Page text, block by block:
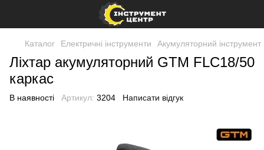
Каталог Електричні інструменти Акумуляторний інструмент
Ліхтар акумуляторний GTM FLC18/50
каркас
В наявності Артикул: 3204 Написати відгук